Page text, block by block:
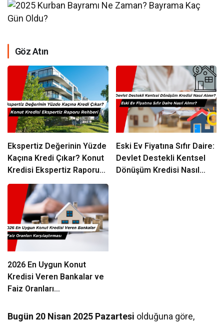
Göz Atın
Ekspertiz Değerinin Yüzde
Kaçına Kredi Çıkar? Konut
Kredisi Ekspertiz Raporu
Rehberi
Eski Ev Fiyatına Sıfır Daire:
Devlet Destekli Kentsel
Dönüşüm Kredisi Nasıl
2026 En Uygun Konut
Kredisi Veren Bankalar ve
Faiz Oranları
Bugün 20 Nisan 2025 Pazartesi olduğuna göre,